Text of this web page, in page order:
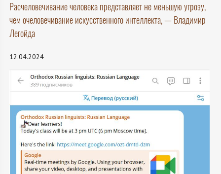
Расчеловечивание человека представляет не меньшую угрозу,
чем очеловечивание искусственного интеллекта, — Владимир
Легойда
12.04.2024